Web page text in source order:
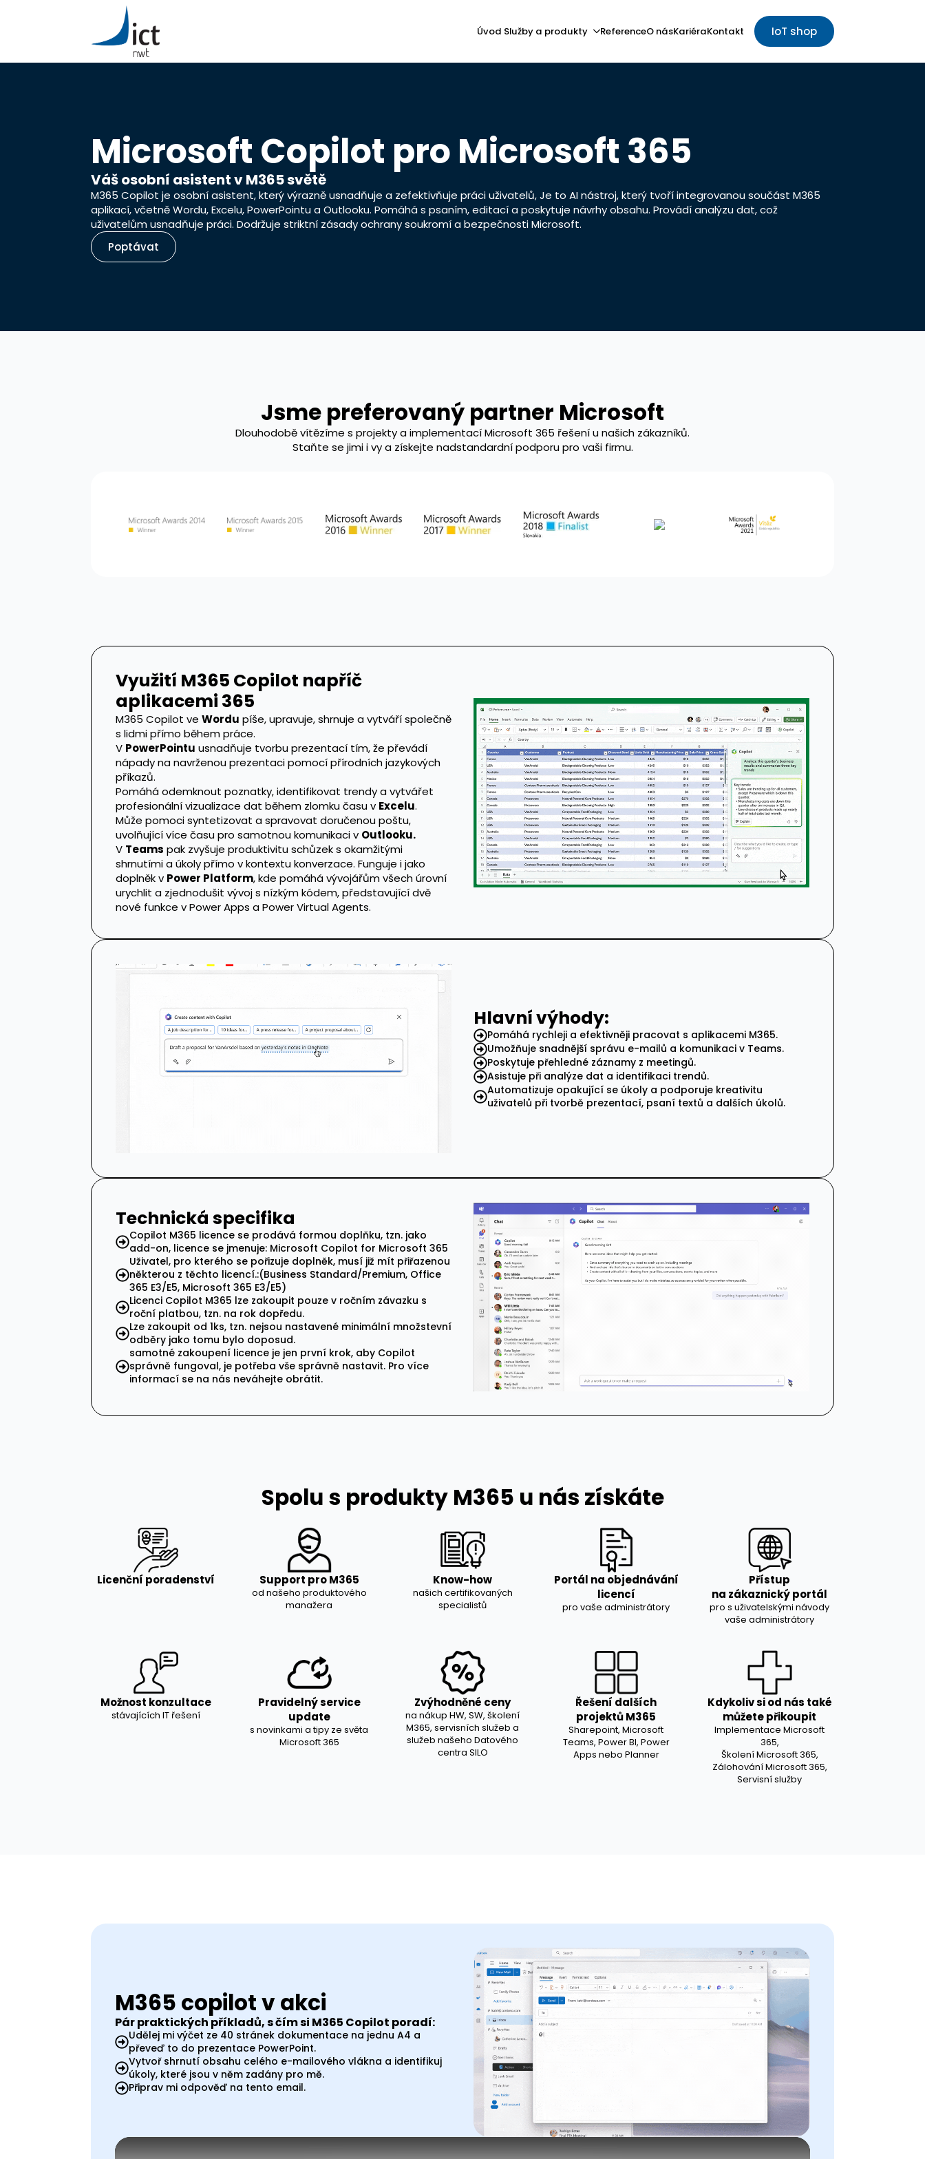
Úvod Služby a produkty ReferenceO násKariéraKontakt IoT shop
Microsoft Copilot pro Microsoft 365
Váš osobní asistent v M365 světě
M365 Copilot je osobní asistent, který výrazně usnadňuje a zefektivňuje práci uživatelů, Je to AI nástroj, který tvoří integrovanou součást M365
aplikací, včetně Wordu, Excelu, PowerPointu a Outlooku. Pomáhá s psaním, editací a poskytuje návrhy obsahu. Provádí analýzu dat, což
uživatelům usnadňuje práci. Dodržuje striktní zásady ochrany soukromí a bezpečnosti Microsoft.
Poptávat
Jsme preferovaný partner Microsoft
Dlouhodobě vítězíme s projekty a implementací Microsoft 365 řešení u našich zákazníků.
Staňte se jimi i vy a získejte nadstandardní podporu pro vaši firmu.
Využití M365 Copilot napříč
aplikacemi 365
M365 Copilot ve Wordu píše, upravuje, shrnuje a vytváří společně
s lidmi přímo během práce.
V PowerPointu usnadňuje tvorbu prezentací tím, že převádí
nápady na navrženou prezentaci pomocí přírodních jazykových
příkazů.
Pomáhá odemknout poznatky, identifikovat trendy a vytvářet
profesionální vizualizace dat během zlomku času v Excelu.
Může pomoci syntetizovat a spravovat doručenou poštu,
uvolňující více času pro samotnou komunikaci v Outlooku.
V Teams pak zvyšuje produktivitu schůzek s okamžitými
shrnutími a úkoly přímo v kontextu konverzace. Funguje i jako
doplněk v Power Platform, kde pomáhá vývojářům všech úrovní
urychlit a zjednodušit vývoj s nízkým kódem, představující dvě
nové funkce v Power Apps a Power Virtual Agents.
Hlavní výhody:
Pomáhá rychleji a efektivněji pracovat s aplikacemi M365.
Umožňuje snadnější správu e-mailů a komunikaci v Teams.
Poskytuje přehledné záznamy z meetingů.
Asistuje při analýze dat a identifikaci trendů.
Automatizuje opakující se úkoly a podporuje kreativitu
uživatelů při tvorbě prezentací, psaní textů a dalších úkolů.
Technická specifika
Copilot M365 licence se prodává formou doplňku, tzn. jako
add-on, licence se jmenuje: Microsoft Copilot for Microsoft 365
Uživatel, pro kterého se pořizuje doplněk, musí již mít přiřazenou
některou z těchto licencí.:(Business Standard/Premium, Office
365 E3/E5, Microsoft 365 E3/E5)
Licenci Copilot M365 lze zakoupit pouze v ročním závazku s
roční platbou, tzn. na rok dopředu.
Lze zakoupit od 1ks, tzn. nejsou nastavené minimální množstevní
odběry jako tomu bylo doposud.
samotné zakoupení licence je jen první krok, aby Copilot
správně fungoval, je potřeba vše správně nastavit. Pro více
informací se na nás neváhejte obrátit.
Spolu s produkty M365 u nás získáte
Licenční poradenství Support pro M365
od našeho produktového
manažera
Know-how
našich certifikovaných
specialistů
Portál na objednávání
licencí
pro vaše administrátory
Přístup
na zákaznický portál
pro s uživatelskými návody
vaše administrátory
Možnost konzultace
stávajících IT řešení
Pravidelný service
update
s novinkami a tipy ze světa
Microsoft 365
Zvýhodněné ceny
na nákup HW, SW, školení
M365, servisních služeb a
služeb našeho Datového
centra SILO
Řešení dalších
projektů M365
Sharepoint, Microsoft
Teams, Power BI, Power
Apps nebo Planner
Kdykoliv si od nás také
můžete přikoupit
Implementace Microsoft
365,
Školení Microsoft 365,
Zálohování Microsoft 365,
Servisní služby
M365 copilot v akci
Pár praktických příkladů, s čím si M365 Copilot poradí:
Udělej mi výčet ze 40 stránek dokumentace na jednu A4 a
převeď to do prezentace PowerPoint.
Vytvoř shrnutí obsahu celého e-mailového vlákna a identifikuj
úkoly, které jsou v něm zadány pro mě.
Připrav mi odpověď na tento email.